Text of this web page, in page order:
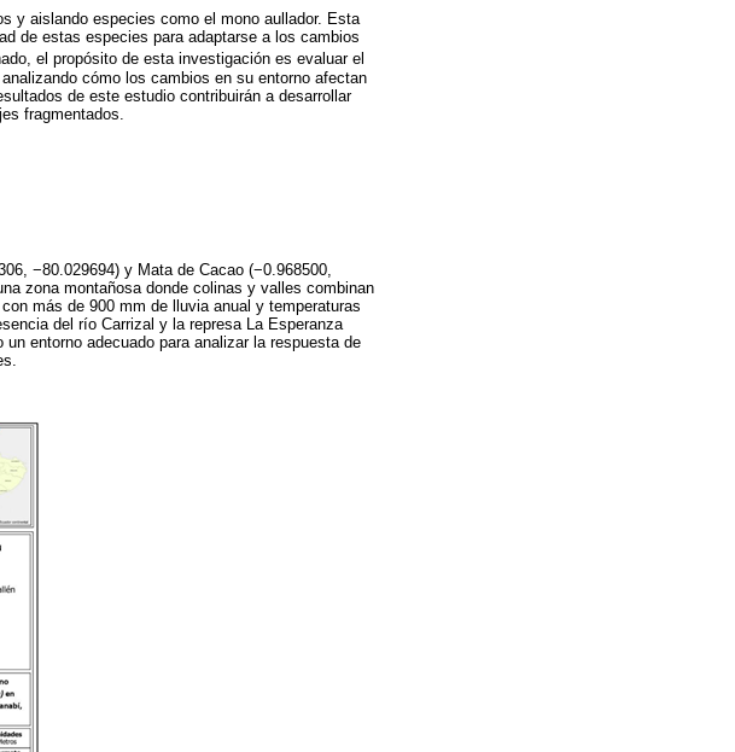
y aislando especies como el mono aullador. Esta
de estas especies para adaptarse a los cambios
el propósito de esta investigación es evaluar el
, analizando cómo los cambios en su entorno afectan
de este estudio contribuirán a desarrollar
fragmentados.
−80.029694) y Mata de Cacao (−0.968500,
zona montañosa donde colinas y valles combinan
más de 900 mm de lluvia anual y temperaturas
del río Carrizal y la represa La Esperanza
entorno adecuado para analizar la respuesta de